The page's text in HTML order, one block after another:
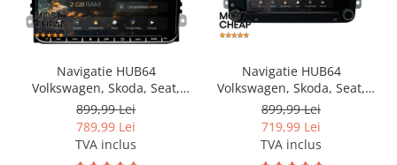
Navigatie HUB64
Volkswagen, Skoda, Seat,
2GB RAM, Android, GPS, Wi-
FI, Carplay, Android Auto,
USB, Bluetooth, Radio,
Waze, Touchscreen, 9 inch
899,99 Lei
789,99 Lei
TVA inclus
Navigatie HUB64
Volkswagen, Skoda, Seat,
2GB RAM, Android, GPS, Wi-
FI, Carplay, Android Auto,
USB, Bluetooth, Radio,
Waze, Touchscreen, 7 inch
899,99 Lei
719,99 Lei
TVA inclus